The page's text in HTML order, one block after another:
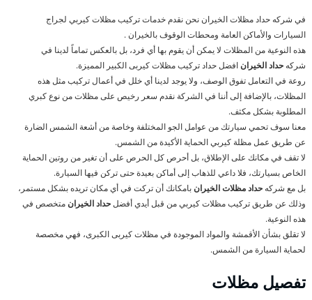
في شركه حداد مظلات الخيران نحن نقدم خدمات تركيب مظلات كيربي لجراج
السيارات والأماكن العامة ومحطات الوقوف بالخيران .
هذه النوعية من المظلات لا يمكن أن يقوم بها أي فرد، بل بالعكس تماماً لدينا في
شركه حداد الخيرانافضل حداد تركيب مظلات كيربى الكبير المميزة.
روعة في التعامل تفوق الوصف، ولا يوجد لدينا أي خلل في أعمال تركيب مثل هذه
المظلات، بالإضافة إلى أننا في الشركة نقدم سعر رخيص على مظلات من نوع كبري
المطلوبة بشكل مكثف.
معنا سوف تحمي سيارتك من عوامل الجو المختلفة وخاصة من أشعة الشمس الضارة
عن طريق عمل مظلة كيربي الحماية الأكيدة من الشمس.
لا تقف في مكانك على الإطلاق، بل أحرص كل الحرص على أن تغير من روتين الحماية
الخاص بسيارتك، فلا داعي للذهاب إلى أماكن بعيدة حتى تركن فيها السيارة.
بل مع شركه حداد مظلات الخيرانبامكانك أن تركت في أي مكان تريده بشكل مستمر،
وذلك عن طريق تركيب مظلات كيربي من قبل أيدي أفضلحداد الخيرانمتخصص في
هذه النوعية.
لا تقلق بشأن الأقمشة والمواد الموجودة في مظلات كيربى الكبرى، فهي مخصصة
لحماية السيارة من الشمس.
تفصيل مظلات